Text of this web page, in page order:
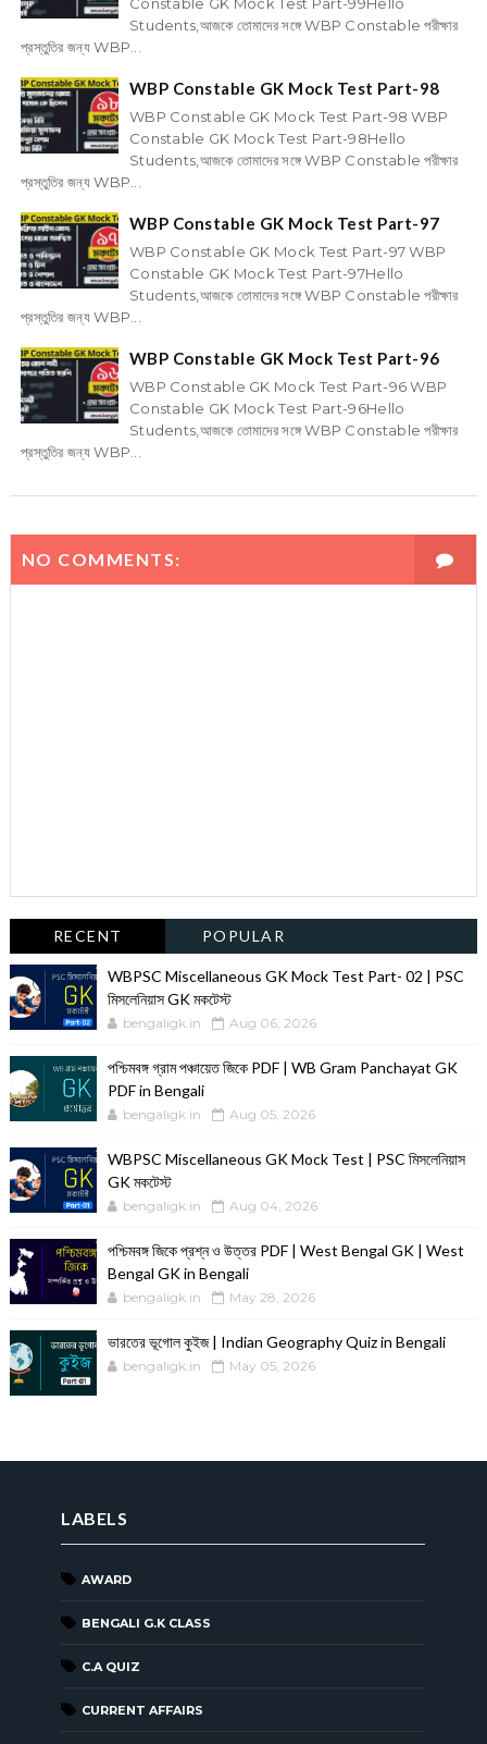
Constable GK Mock Test Part-99Hello
Students,আজকে তোমাদের সঙ্গে WBP Constable পরীক্ষার
প্রস্তুতির জন্য WBP...
WBP Constable GK Mock Test Part-98
WBP Constable GK Mock Test Part-98 WBP
Constable GK Mock Test Part-98Hello
Students,আজকে তোমাদের সঙ্গে WBP Constable পরীক্ষার
প্রস্তুতির জন্য WBP...
WBP Constable GK Mock Test Part-97
WBP Constable GK Mock Test Part-97 WBP
Constable GK Mock Test Part-97Hello
Students,আজকে তোমাদের সঙ্গে WBP Constable পরীক্ষার
প্রস্তুতির জন্য WBP...
WBP Constable GK Mock Test Part-96
WBP Constable GK Mock Test Part-96 WBP
Constable GK Mock Test Part-96Hello
Students,আজকে তোমাদের সঙ্গে WBP Constable পরীক্ষার
প্রস্তুতির জন্য WBP...
NO COMMENTS:
RECENT POPULAR
WBPSC Miscellaneous GK Mock Test Part- 02 | PSC
মিসলেনিয়াস GK মকটেস্ট
bengaligk.in Aug 06, 2026
পশ্চিমবঙ্গ গ্রাম পঞ্চায়েত জিকে PDF | WB Gram Panchayat GK
PDF in Bengali
bengaligk.in Aug 05, 2026
WBPSC Miscellaneous GK Mock Test | PSC মিসলেনিয়াস
GK মকটেস্ট
bengaligk.in Aug 04, 2026
পশ্চিমবঙ্গ জিকে প্রশ্ন ও উত্তর PDF | West Bengal GK | West
Bengal GK in Bengali
bengaligk.in May 28, 2026
ভারতের ভূগোল কুইজ | Indian Geography Quiz in Bengali
bengaligk.in May 05, 2026
LABELS
AWARD
BENGALI G.K CLASS
C.A QUIZ
CURRENT AFFAIRS